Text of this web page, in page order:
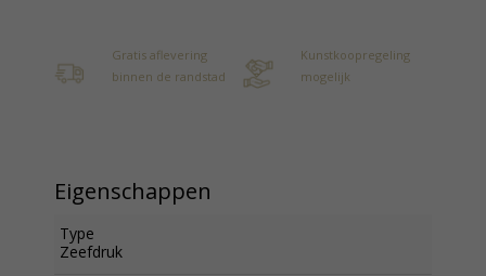
Gratis aflevering
binnen de randstad
Kunstkoopregeling
mogelijk
Eigenschappen
Type
Zeefdruk